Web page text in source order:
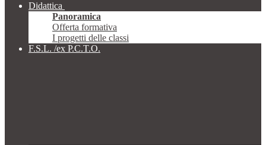
Didattica
Panoramica
Offerta formativa
I progetti delle classi
F.S.L. /ex P.C.T.O.